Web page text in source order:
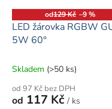
od129 Kč –9 %
LED žárovka RGBW
5W 60°
Skladem (>50 ks)
od 97 Kč bez DPH
od 117 Kč / ks